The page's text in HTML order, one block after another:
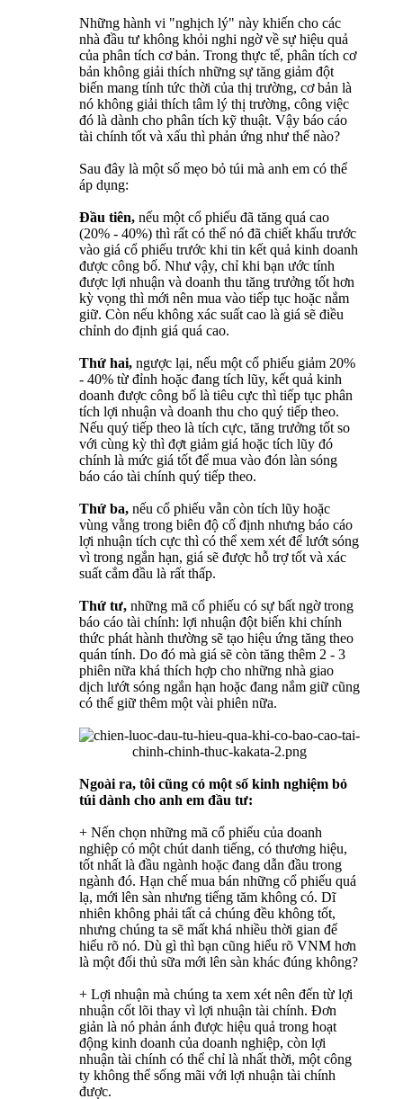
Những hành vi "nghịch lý" này khiến cho các
nhà đầu tư không khỏi nghi ngờ về sự hiệu quả
của phân tích cơ bản. Trong thực tế, phân tích cơ
bản không giải thích những sự tăng giảm đột
biến mang tính tức thời của thị trường, cơ bản là
nó không giải thích tâm lý thị trường, công việc
đó là dành cho phân tích kỹ thuật. Vậy báo cáo
tài chính tốt và xấu thì phản ứng như thế nào?
Sau đây là một số mẹo bỏ túi mà anh em có thể
áp dụng:
Đầu tiên, nếu một cổ phiếu đã tăng quá cao
(20% - 40%) thì rất có thể nó đã chiết khấu trước
vào giá cổ phiếu trước khi tin kết quả kinh doanh
được công bố. Như vậy, chỉ khi bạn ước tính
được lợi nhuận và doanh thu tăng trưởng tốt hơn
kỳ vọng thì mới nên mua vào tiếp tục hoặc nắm
giữ. Còn nếu không xác suất cao là giá sẽ điều
chỉnh do định giá quá cao.
Thứ hai, ngược lại, nếu một cổ phiếu giảm 20%
- 40% từ đỉnh hoặc đang tích lũy, kết quả kinh
doanh được công bố là tiêu cực thì tiếp tục phân
tích lợi nhuận và doanh thu cho quý tiếp theo.
Nếu quý tiếp theo là tích cực, tăng trưởng tốt so
với cùng kỳ thì đợt giảm giá hoặc tích lũy đó
chính là mức giá tốt để mua vào đón làn sóng
báo cáo tài chính quý tiếp theo.
Thứ ba, nếu cổ phiếu vẫn còn tích lũy hoặc
vùng vằng trong biên độ cố định nhưng báo cáo
lợi nhuận tích cực thì có thể xem xét để lướt sóng
vì trong ngắn hạn, giá sẽ được hỗ trợ tốt và xác
suất cắm đầu là rất thấp.
Thứ tư, những mã cổ phiếu có sự bất ngờ trong
báo cáo tài chính: lợi nhuận đột biến khi chính
thức phát hành thường sẽ tạo hiệu ứng tăng theo
quán tính. Do đó mà giá sẽ còn tăng thêm 2 - 3
phiên nữa khá thích hợp cho những nhà giao
dịch lướt sóng ngắn hạn hoặc đang nắm giữ cũng
có thể giữ thêm một vài phiên nữa.
Ngoài ra, tôi cũng có một số kinh nghiệm bỏ
túi dành cho anh em đầu tư:
+ Nến chọn những mã cổ phiếu của doanh
nghiệp có một chút danh tiếng, có thương hiệu,
tốt nhất là đầu ngành hoặc đang dẫn đầu trong
ngành đó. Hạn chế mua bán những cổ phiếu quá
lạ, mới lên sàn nhưng tiếng tăm không có. Dĩ
nhiên không phải tất cả chúng đều không tốt,
nhưng chúng ta sẽ mất khá nhiều thời gian để
hiểu rõ nó. Dù gì thì bạn cũng hiểu rõ VNM hơn
là một đối thủ sữa mới lên sàn khác đúng không?
+ Lợi nhuận mà chúng ta xem xét nên đến từ lợi
nhuận cốt lõi thay vì lợi nhuận tài chính. Đơn
giản là nó phản ánh được hiệu quả trong hoạt
động kinh doanh của doanh nghiệp, còn lợi
nhuận tài chính có thể chỉ là nhất thời, một công
ty không thể sống mãi với lợi nhuận tài chính
được.